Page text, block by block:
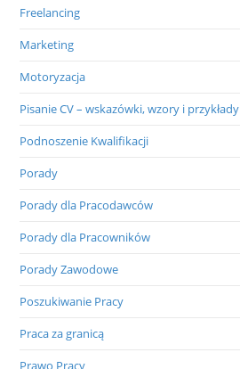
Freelancing
Marketing
Motoryzacja
Pisanie CV – wskazówki, wzory i przykłady
Podnoszenie Kwalifikacji
Porady
Porady dla Pracodawców
Porady dla Pracowników
Porady Zawodowe
Poszukiwanie Pracy
Praca za granicą
Prawo Pracy